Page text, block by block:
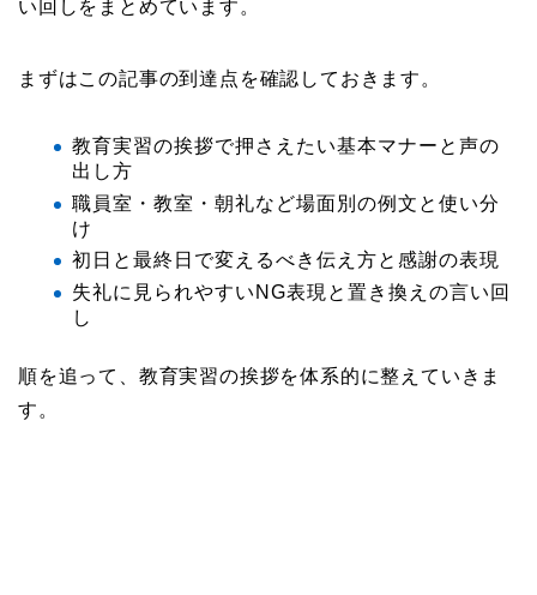
い回しをまとめています。
まずはこの記事の到達点を確認しておきます。
教育実習の挨拶で押さえたい基本マナーと声の
出し方
職員室・教室・朝礼など場面別の例文と使い分
け
初日と最終日で変えるべき伝え方と感謝の表現
失礼に見られやすいNG表現と置き換えの言い回
し
順を追って、教育実習の挨拶を体系的に整えていきま
す。